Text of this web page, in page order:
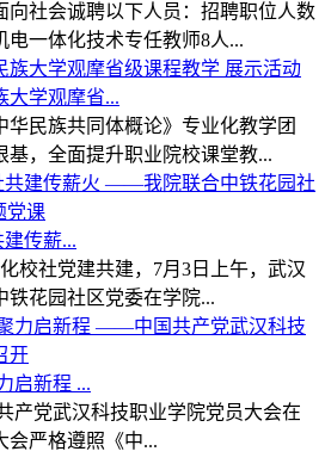
向社会诚聘以下人员：招聘职位人数
电一体化技术专任教师8人...
大学观摩省...
华民族共同体概论》专业化教学团
基，全面提升职业院校课堂教...
传薪...
校社党建共建，7月3日上午，武汉
铁花园社区党委在学院...
启新程 ...
产党武汉科技职业学院党员大会在
会严格遵照《中...